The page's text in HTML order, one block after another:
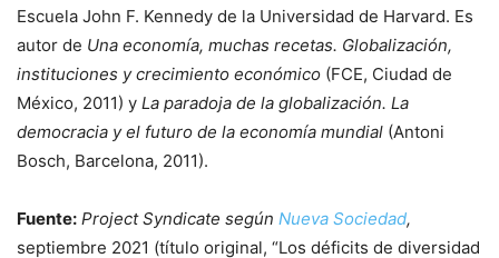
Escuela John F. Kennedy de la Universidad de Harvard. Es
autor de Una economía, muchas recetas. Globalización,
instituciones y crecimiento económico (FCE, Ciudad de
México, 2011) y La paradoja de la globalización. La
democracia y el futuro de la economía mundial (Antoni
Bosch, Barcelona, 2011).
Fuente: Project Syndicate según Nueva Sociedad,
septiembre 2021 (título original, “Los déficits de diversidad